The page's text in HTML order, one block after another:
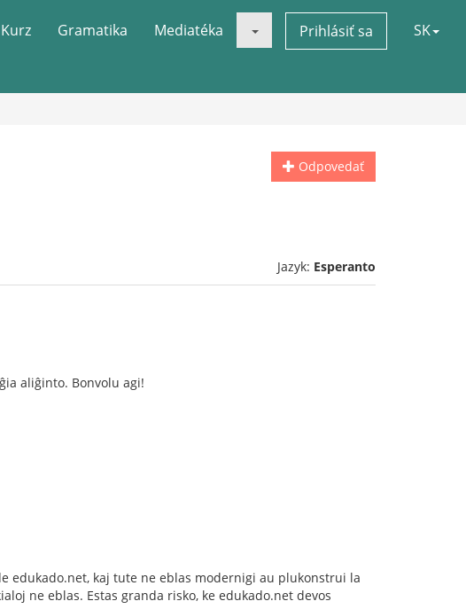
Kurz Gramatika Mediatéka Prihlásiť sa SK
Odpovedať
Jazyk: Esperanto
aliĝinto. Bonvolu agi!
edukado.net, kaj tute ne eblas modernigi au plukonstrui la
ne eblas. Estas granda risko, ke edukado.net devos